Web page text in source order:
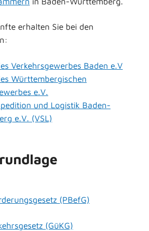
erhalten Sie bei den
Verkehrsgewerbes Baden e.V
Württembergischen
e.V.
und Logistik Baden-
e.V. (VSL)
(PBefG)
(GüKG)